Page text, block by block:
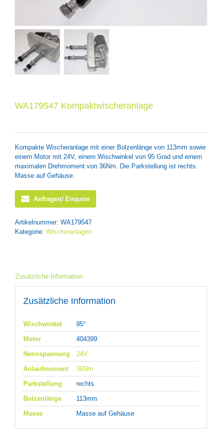
WA179547 Kompaktwischeranlage
Kompakte Wischeranlage mit einer Bolzenlänge von 113mm sowie
einem Motor mit 24V, einem Wischwinkel von 95 Grad und einem
maximalen Drehmoment von 36Nm. Die Parkstellung ist rechts.
Masse auf Gehäuse.
Anfragen/ Enquire
Artikelnummer: WA179547
Kategorie: Wischeranlagen
Zusätzliche Information
Zusätzliche Information
Wischwinkel
95°
Motor
404399
Nennspannung
24V
Anlaufmoment
36Nm
Parkstellung
rechts
Bolzenlänge
113mm
Masse
Masse auf Gehäuse